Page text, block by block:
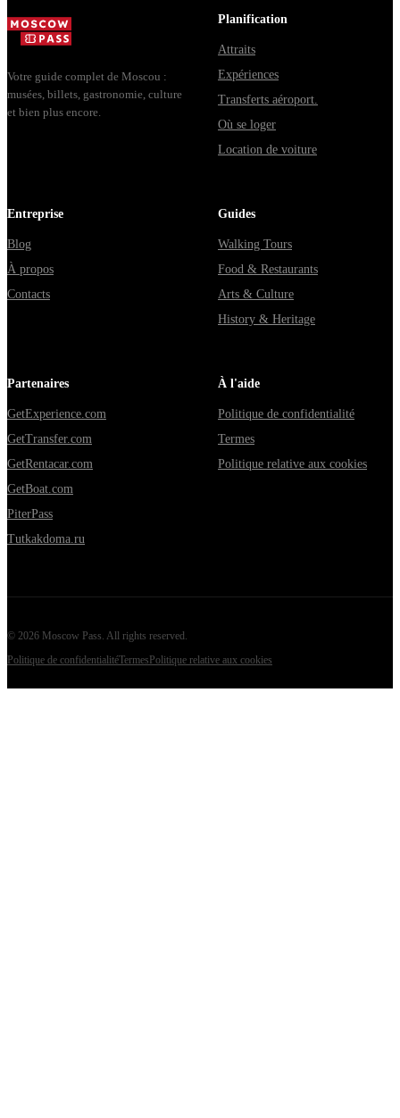
Votre guide complet de Moscou :
musées, billets, gastronomie, culture
et bien plus encore.
Planification
Attraits
Expériences
Transferts aéroport.
Où se loger
Location de voiture
Entreprise
Blog
À propos
Contacts
Guides
Walking Tours
Food & Restaurants
Arts & Culture
History & Heritage
Partenaires
GetExperience.com
GetTransfer.com
GetRentacar.com
GetBoat.com
PiterPass
Tutkakdoma.ru
À l'aide
Politique de confidentialité
Termes
Politique relative aux cookies
© 2026 Moscow Pass . All rights reserved.
Politique de confidentialitéTermesPolitique relative aux cookies